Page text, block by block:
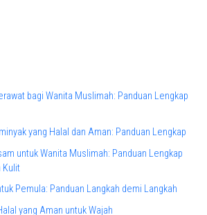
bagi Wanita Muslimah: Panduan Lengkap
yang Halal dan Aman: Panduan Lengkap
untuk Wanita Muslimah: Panduan Lengkap
Kulit
Pemula: Panduan Langkah demi Langkah
yang Aman untuk Wajah